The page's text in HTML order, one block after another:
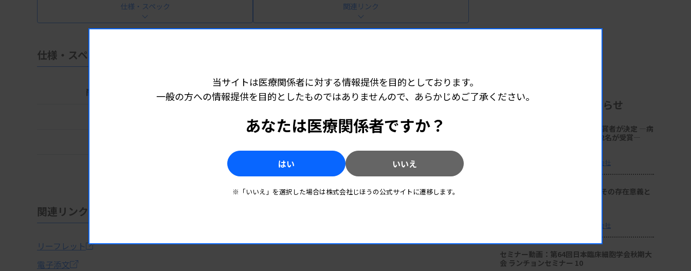
仕様・スペック 関連リンク
仕様・スペック
商品コード 551-69482-6 （販売元：極東製薬工業株式会社）
関連リンク
リーフレット
電子添文
企業からのお知らせ
第18回「サクラ病理技術賞」受賞者が決定 ―病
理技術の発展と伝承に貢献する2名が受賞―
サクラファインテックジャパン株式会社
座談会：『サクラ病理技術賞』その存在意義と
サクラファインテックジャパン株式会社
セミナー動画：第64回日本臨床細胞学会秋期大
会 ランチョンセミナー 10
当サイトは医療関係者に対する情報提供を目的としております。
一般の方への情報提供を目的としたものではありませんので、あらかじめご了承ください。
あなたは医療関係者ですか？
はい いいえ
※「いいえ」を選択した場合は株式会社じほうの公式サイトに遷移します。